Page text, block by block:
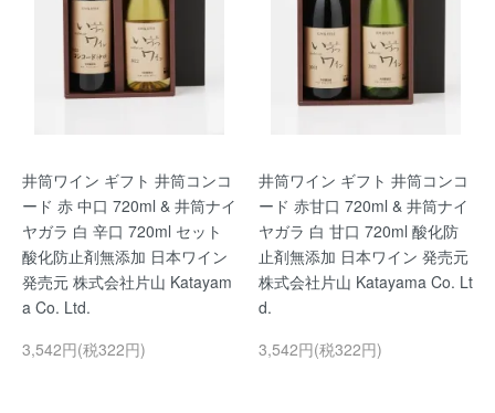
井筒ワイン ギフト 井筒コンコ
ード 赤 中口 720ml & 井筒ナイ
ヤガラ 白 辛口 720ml セット
酸化防止剤無添加 日本ワイン
発売元 株式会社片山 Katayam
a Co. Ltd.
3,542円(税322円)
井筒ワイン ギフト 井筒コンコ
ード 赤甘口 720ml & 井筒ナイ
ヤガラ 白 甘口 720ml 酸化防
止剤無添加 日本ワイン 発売元
株式会社片山 Katayama Co. Lt
d.
3,542円(税322円)